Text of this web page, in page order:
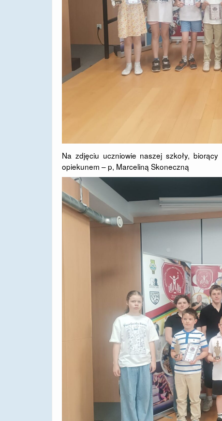
Na zdjęciu uczniowie naszej szkoły,
opiekunem – p, Marceliną Skoneczną